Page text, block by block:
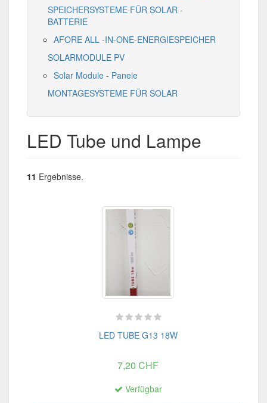
SPEICHERSYSTEME FÜR SOLAR -
BATTERIE
AFORE ALL -IN-ONE-ENERGIESPEICHER
SOLARMODULE PV
Solar Module - Panele
MONTAGESYSTEME FÜR SOLAR
LED Tube und Lampe
11 Ergebnisse.
LED TUBE G13 18W
7,20 CHF
Verfügbar